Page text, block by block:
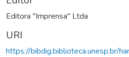
Editora "Imprensa" Ltda
URI
https://bibdig.biblioteca.unesp.br/